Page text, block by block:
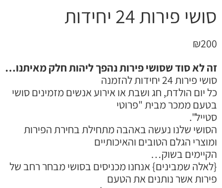
פירות 24 יחידות
₪
לא סוד שסושי פירות נהפך ליהות חלק מאיתנו…
פירות 24 יחידות להזמנה
יום הולדת, חג ושבת או אירוע אנשים מזמינים סושי
ממכר מבית "פרוטי
שלנו נעשה באהבה מתחילת בחירת הפירות
הגלם הטובים והאיכותיים
בשוק…
שמבינים} אנחנו מכניסים בסושי מבחר רחב של
אשר נותנים את הטעם